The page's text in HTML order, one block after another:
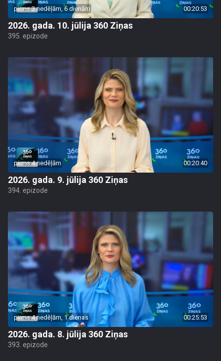
pirms 3 nedēļām, 6 dienām 00:20:53
2026. gada. 10. jūlija 360 Ziņas
395. epizode
pirms 4 nedēļām 00:20:40
2026. gada. 9. jūlija 360 Ziņas
394. epizode
pirms 4 nedēļām, 1 dienas 00:25:53
2026. gada. 8. jūlija 360 Ziņas
393. epizode